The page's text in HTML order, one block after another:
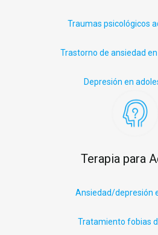
Traumas psicológicos
Trastorno de ansiedad
Depresión en
Terapia para
Ansiedad/depresión
Tratamiento fobias